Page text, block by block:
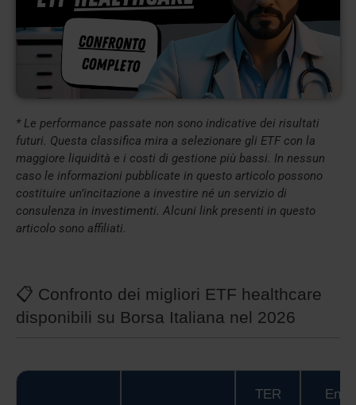
* Le performance passate non sono indicative dei risultati
futuri. Questa classifica mira a selezionare gli ETF con la
maggiore liquidità e i costi di gestione più bassi. In nessun
caso le informazioni pubblicate in questo articolo possono
costituire un’incitazione a investire né un servizio di
consulenza in investimenti. Alcuni link presenti in questo
articolo sono affiliati.
📋 Confronto dei migliori ETF healthcare
disponibili su Borsa Italiana nel 2026
TER